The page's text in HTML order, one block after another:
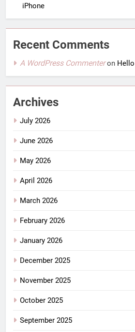
iPhone
Recent Comments
A WordPress Commenteron
Archives
July 2026
June 2026
May 2026
April 2026
March 2026
February 2026
January 2026
December 2025
November 2025
October 2025
September 2025